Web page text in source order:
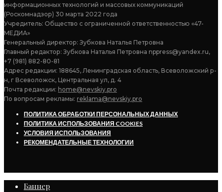
информационных технологий и массовых коммуникаций
(Роскомнадзор) 30 марта 2022 года
Учредитель: Общество с ограниченной ответственностью «47-
МЕДИА»
Генеральный директор: Зубкова Наталья Петровна
Главный редактор: Зубкова Наталья Петровна nppress@yandex.ru,
+7 (981) 882-80-81
Адрес редакции: 188645, Ленинградская область, Всеволожский р-
н, г Всеволожск, Центральная ул, д. 4
Почта редакции: home@nevskiy.pro
По вопросам рекламы: reklama@nevskiy.pro
ПОЛИТИКА ОБРАБОТКИ ПЕРСОНАЛЬНЫХ ДАННЫХ
ПОЛИТИКА ИСПОЛЬЗОВАНИЯ COOKIES
УСЛОВИЯ ИСПОЛЬЗОВАНИЯ
РЕКОМЕНДАТЕЛЬНЫЕ ТЕХНОЛОГИИ
Баннер